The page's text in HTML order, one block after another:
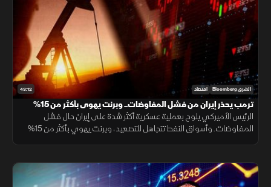
43:12 الشرق Bloomberg اقتصاد
ترمب يحذر إيران من فشل المفاوضات.. وبرنت يهوى بأكثر من 15%
الرئيس الأميركي يلوح بعملية عسكرية أكثر شدة على إيران حال فشل
المفاوضات. وأسواق النفط تتجاهل للتصعيد، وبرنت يهوي بأكثر من 15%